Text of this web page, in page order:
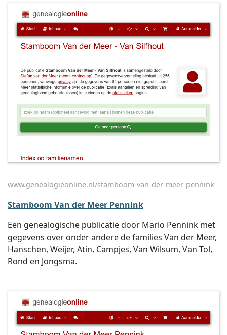
www.genealogieonline.nl/stamboom-van-der-meer-pennink
Stamboom Van der Meer Pennink
Een genealogische publicatie door Mario Pennink met
gegevens over onder andere de families Van der Meer,
Hanschen, Weijer, Atin, Campjes, Van Wilsum, Van Tol,
Rond en Jongsma.